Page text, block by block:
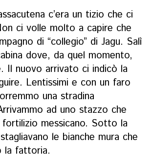
c’era un tizio che ci
ci volle molto a capire che
di “collegio” di Jagu. Salì
dove, da quel momento,
Il nuovo arrivato ci indicò la
Lentissimi e con un faro
una stradina
ad uno stazzo che
fortilizio messicano. Sotto la
le bianche mura che
la fattoria.